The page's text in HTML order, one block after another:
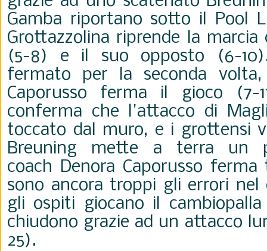
Gamba riportano sotto il Pool
Grottazzolina riprende la
(5-8) e il suo opposto (6-
fermato per la seconda
Caporusso ferma il gioco (7-
conferma che l'attacco di
toccato dal muro, e i grottensi
Breuning mette a terra un
coach Denora Caporusso
sono ancora troppi gli errori nel
gli ospiti giocano il
chiudono grazie ad un attacco
25).